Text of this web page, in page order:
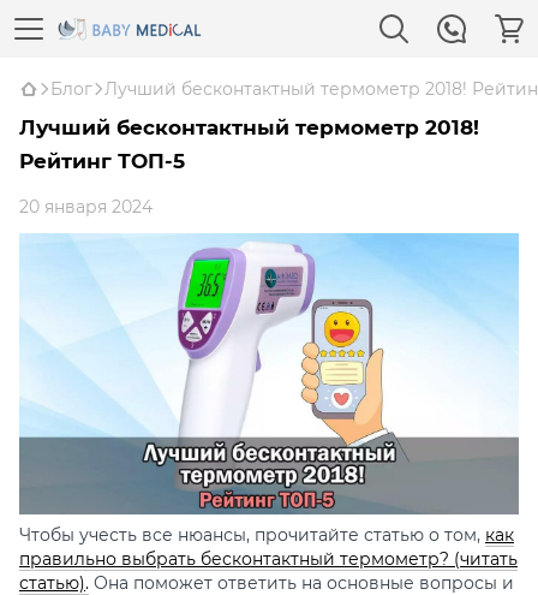
Блог Лучший бесконтактный термометр 2018!
Лучший бесконтактный термометр 2018!
Рейтинг ТОП-5
20 января 2024
Чтобы учесть все нюансы, прочитайте статью о том, как
правильно выбрать бесконтактный термометр? (читать
статью). Она поможет ответить на основные вопросы и